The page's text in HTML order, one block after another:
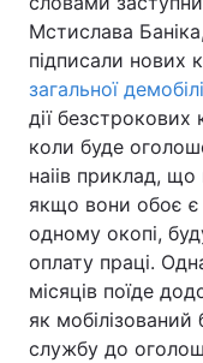
Мстислава Баніка,
підписали нових
загальної
дії безстрокових
коли буде
наіів приклад,
якщо вони обоє
одному окопі,
оплату праці.
місяців поїде
як
службу до